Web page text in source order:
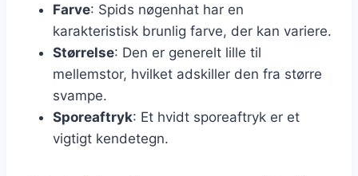
Farve: Spids nøgenhat har en
karakteristisk brunlig farve, der kan variere.
Størrelse: Den er generelt lille til
mellemstor, hvilket adskiller den fra større
svampe.
Sporeaftryk: Et hvidt sporeaftryk er et
vigtigt kendetegn.